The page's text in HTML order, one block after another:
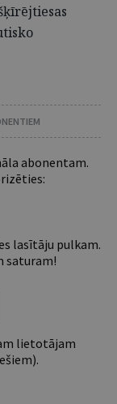
abonentam.
lasītāju pulkam.
saturam!
lietotājam